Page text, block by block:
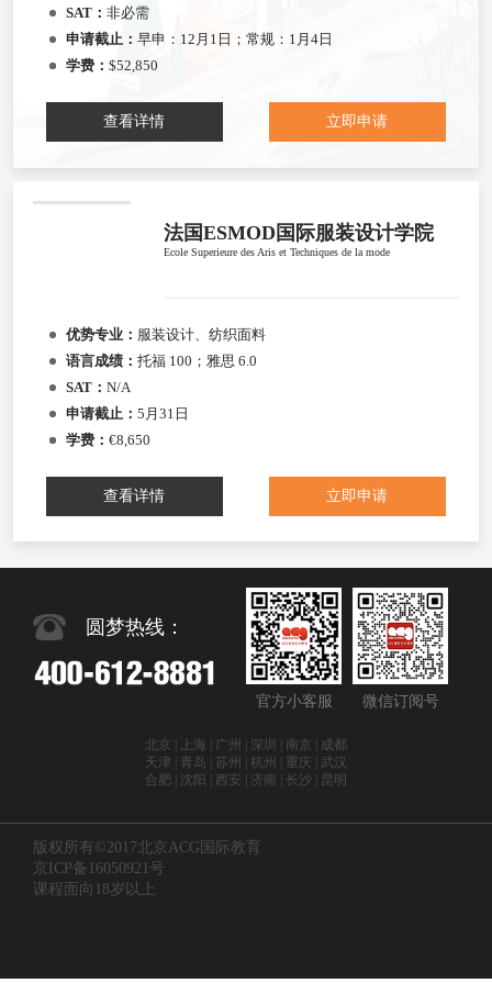
SAT： 非必需
申请截止： 早申：12月1日；常规：1月4日
学费： $52,850
查看详情 立即申请
法国ESMOD国际服装设计学院
Ecole Superieure des Aris et Techniques de la mode
优势专业： 服装设计、纺织面料
语言成绩： 托福 100；雅思 6.0
SAT： N/A
申请截止： 5月31日
学费： €8,650
查看详情 立即申请
圆梦热线：
官方小客服 微信订阅号
北京 | 上海 | 广州 | 深圳 | 南京 | 成都
天津 | 青岛 | 苏州 | 杭州 | 重庆 | 武汉
合肥 | 沈阳 | 西安 | 济南 | 长沙 | 昆明
版权所有©2017北京ACG国际教育
京ICP备16050921号
课程面向18岁以上